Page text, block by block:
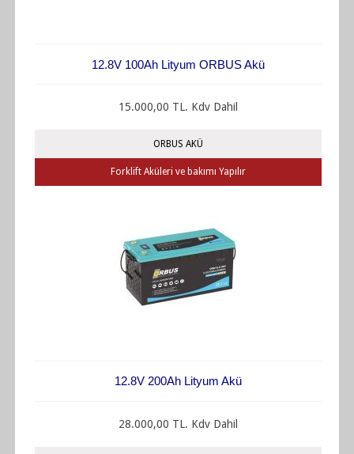
12.8V 100Ah Lityum ORBUS Akü
15.000,00 TL. Kdv Dahil
ORBUS AKÜ
Forklift Aküleri ve bakımı Yapılır
12.8V 200Ah Lityum Akü
28.000,00 TL. Kdv Dahil